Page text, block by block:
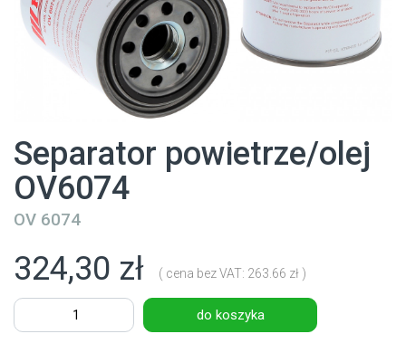
Separator powietrze/olej
OV6074
OV 6074
324,30 zł ( cena bez VAT: 263.66 zł )
do koszyka